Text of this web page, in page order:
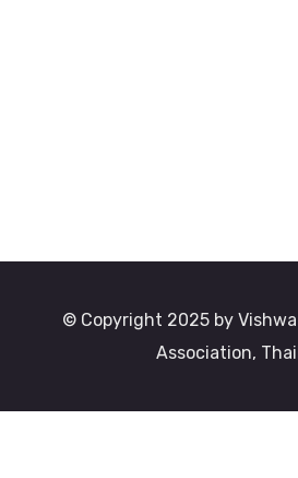
© Copyright 2025 by
Association,